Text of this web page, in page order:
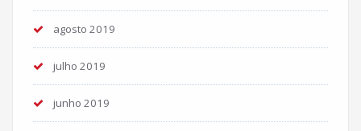
agosto 2019
julho 2019
junho 2019